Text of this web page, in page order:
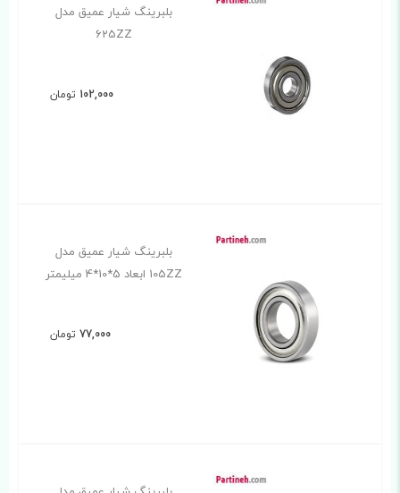
بلبرینگ شیار عمیق مدل
625ZZ
102,000 تومان
بلبرینگ شیار عمیق مدل
105ZZ ابعاد 5*10*4 میلیمتر
77,000 تومان